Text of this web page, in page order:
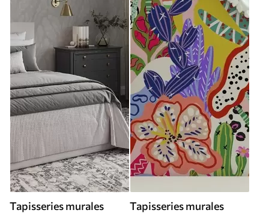
Tapisseries murales
Tapisseries murales